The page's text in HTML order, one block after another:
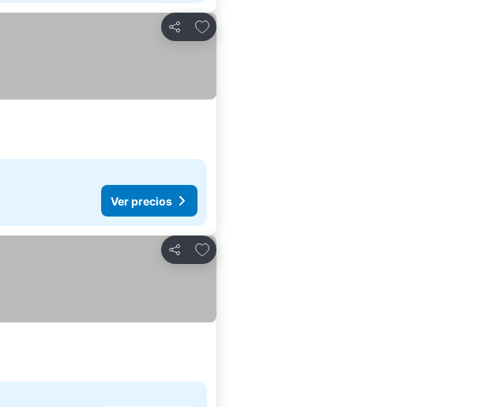
Compartir
Agregar a favoritos
Ver precios
Compartir
Agregar a favoritos